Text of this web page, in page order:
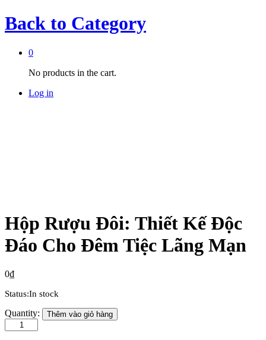
Back to Category
0
No products in the cart.
Log in
Hộp Rượu Đôi: Thiết Kế Độc
Đáo Cho Đêm Tiệc Lãng Mạn
0₫
Status:In stock
Hộp
Rượu
Đôi:
Quantity: Thêm vào giỏ hàng